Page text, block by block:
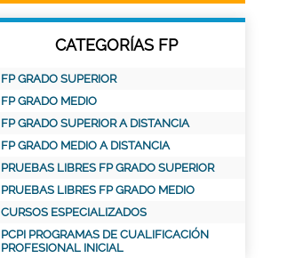
CATEGORÍAS FP
FP GRADO SUPERIOR
FP GRADO MEDIO
FP GRADO SUPERIOR A DISTANCIA
FP GRADO MEDIO A DISTANCIA
PRUEBAS LIBRES FP GRADO SUPERIOR
PRUEBAS LIBRES FP GRADO MEDIO
CURSOS ESPECIALIZADOS
PCPI PROGRAMAS DE CUALIFICACIÓN
PROFESIONAL INICIAL